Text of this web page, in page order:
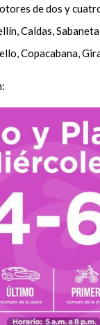
de dos y
Caldas,
Copacabana,